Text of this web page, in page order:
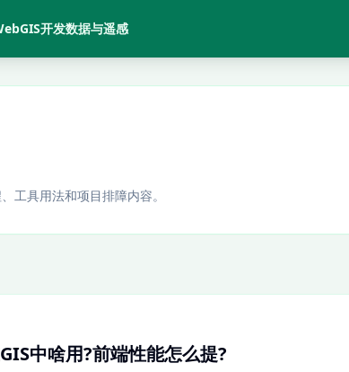
开发数据与遥感
工具用法和项目排障内容。
中啥用?前端性能怎么提?